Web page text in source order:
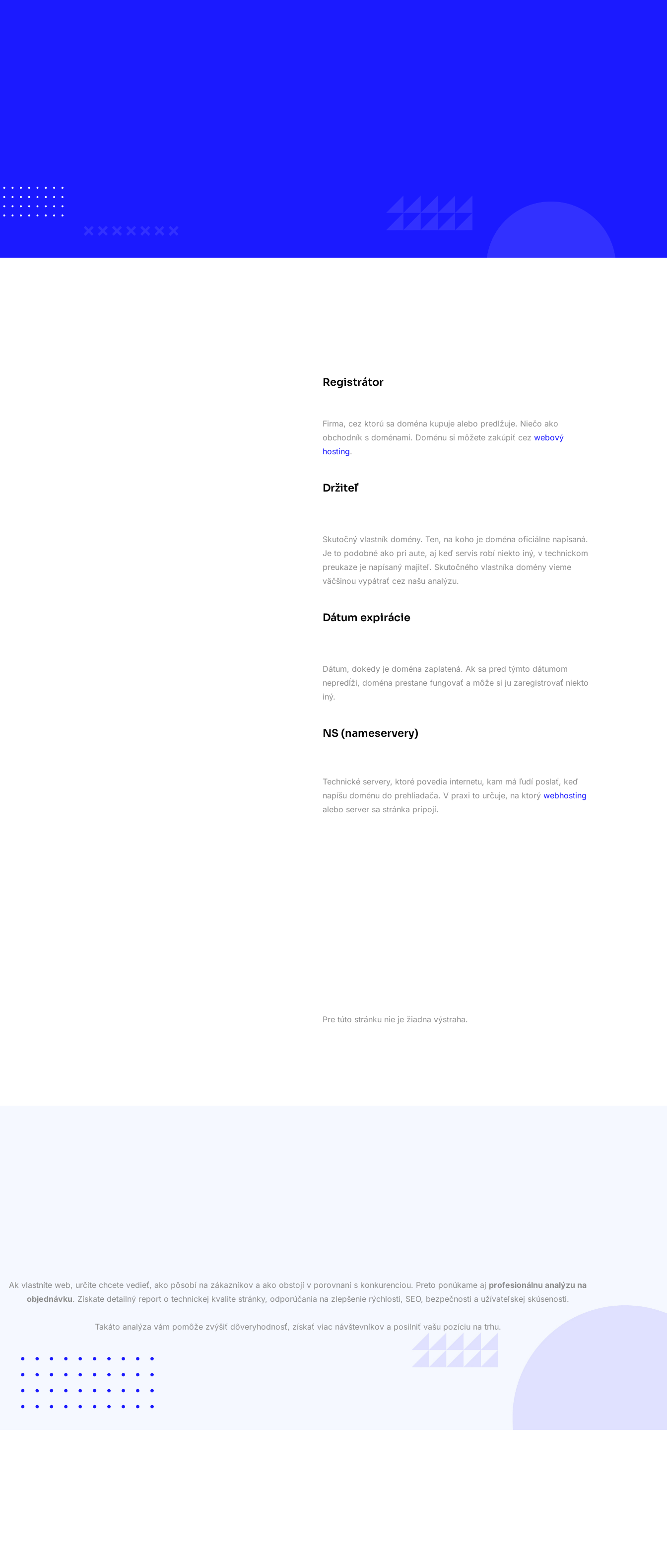
Registrátor
Firma, cez ktorú sa doména kupuje alebo predlžuje. Niečo ako
obchodník s doménami. Doménu si môžete zakúpiť cez webový
hosting.
Držiteľ
Skutočný vlastník domény. Ten, na koho je doména oficiálne napísaná.
Je to podobné ako pri aute, aj keď servis robí niekto iný, v technickom
preukaze je napísaný majiteľ. Skutočného vlastníka domény vieme
väčšinou vypátrať cez našu analýzu.
Dátum expirácie
Dátum, dokedy je doména zaplatená. Ak sa pred týmto dátumom
nepredĺži, doména prestane fungovať a môže si ju zaregistrovať niekto
iný.
NS (nameservery)
Technické servery, ktoré povedia internetu, kam má ľudí poslať, keď
napíšu doménu do prehliadača. V praxi to určuje, na ktorý webhosting
alebo server sa stránka pripojí.
Pre túto stránku nie je žiadna výstraha.
Ak vlastníte web, určite chcete vedieť, ako pôsobí na zákazníkov a ako obstojí v porovnaní s konkurenciou. Preto ponúkame aj profesionálnu analýzu na
objednávku. Získate detailný report o technickej kvalite stránky, odporúčania na zlepšenie rýchlosti, SEO, bezpečnosti a užívateľskej skúsenosti.
Takáto analýza vám pomôže zvýšiť dôveryhodnosť, získať viac návštevníkov a posilniť vašu pozíciu na trhu.